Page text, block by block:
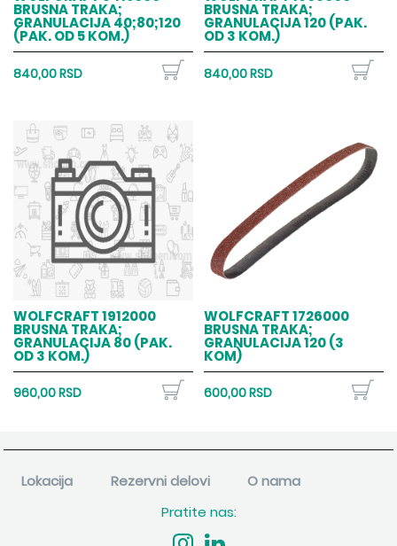
BRUSNA TRAKA;
GRANULACIJA 40;80;120
(PAK. OD 5 KOM.)
840,00 RSD
BRUSNA TRAKA;
GRANULACIJA 120 (PAK.
OD 3 KOM.)
840,00 RSD
WOLFCRAFT 1912000
BRUSNA TRAKA;
GRANULACIJA 80 (PAK.
OD 3 KOM.)
960,00 RSD
WOLFCRAFT 1726000
BRUSNA TRAKA;
GRANULACIJA 120 (3
KOM)
600,00 RSD
Lokacija Rezervni delovi
O nama
Pratite nas: